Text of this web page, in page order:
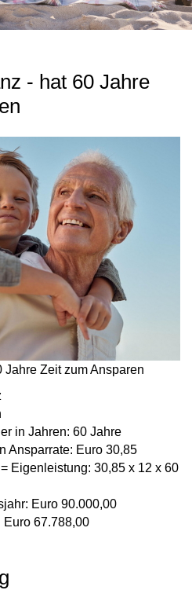
- hat 60 Jahre
Zeit zum Ansparen
in Jahren: 60 Jahre
Ansparrate: Euro 30,85
Eigenleistung: 30,85 x 12 x 60
Euro 90.000,00
Euro 67.788,00